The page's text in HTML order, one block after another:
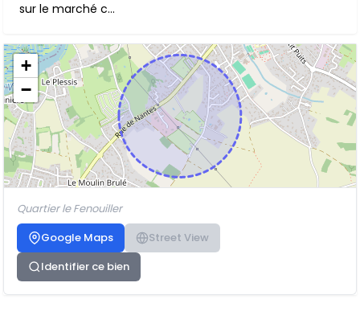
sur le marché c...
+
−
Quartier le Fenouiller
Google Maps
Street View
Identifier ce bien